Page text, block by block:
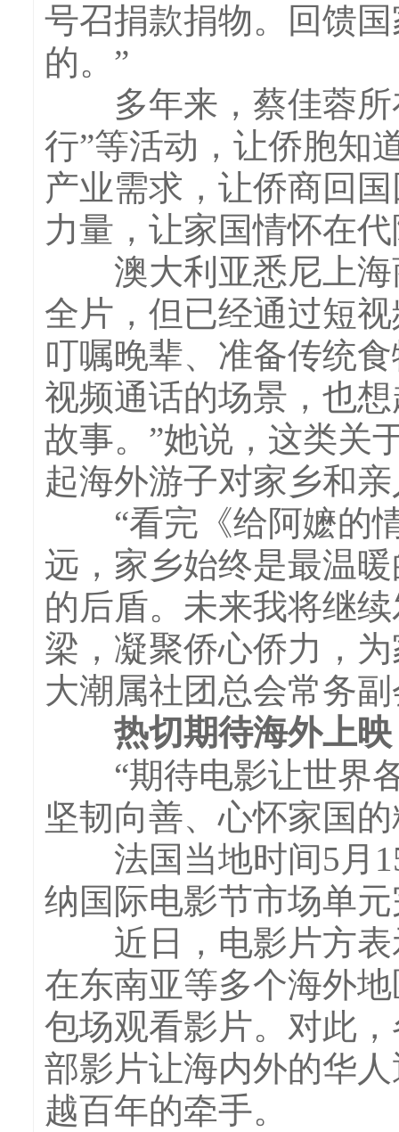
号召捐款捐物。回馈
的。”
多年来，蔡佳蓉所
行”等活动，让侨胞知
产业需求，让侨商回
力量，让家国情怀在
澳大利亚悉尼上海
全片，但已经通过短
叮嘱晚辈、准备传统
视频通话的场景，也
故事。”她说，这类关
起海外游子对家乡和
“看完《给阿嬷的情
远，家乡始终是最温
的后盾。未来我将继
梁，凝聚侨心侨力，
大潮属社团总会常务
热切期待海外上映
“期待电影让世界各
坚韧向善、心怀家国
法国当地时间5月15
纳国际电影节市场单
近日，电影片方表
在东南亚等多个海外
包场观看影片。对此
部影片让海内外的华
越百年的牵手。